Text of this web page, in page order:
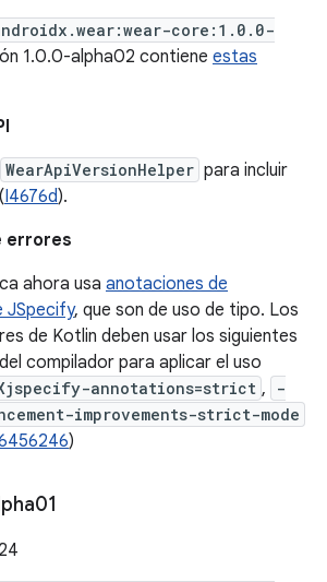
core:1.0.0-
1.0.0-alpha02 contiene estas
WearApiVersionHelper para incluir
I4676d).
errores
ahora usa anotaciones de
JSpecify, que son de uso de tipo. Los
de Kotlin deben usar los siguientes
compilador para aplicar el uso
annotations=strict ,
-
improvements-strict-mode
)